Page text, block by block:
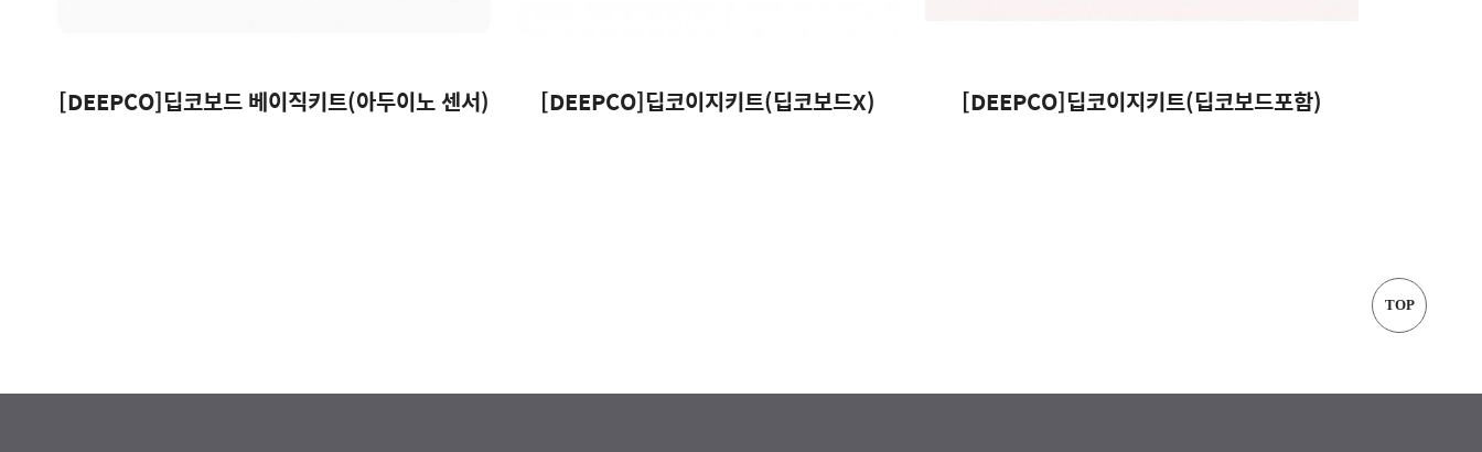
[DEEPCO]딥코보드 베이직키트(아두이노 센서) [DEEPCO]딥코이지키트(딥코보드X) [DEEPCO]딥코이지키트(딥코보드포함)
TOP